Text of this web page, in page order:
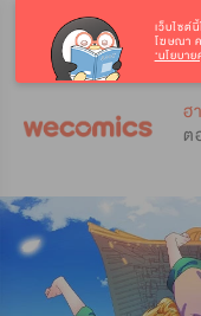
ฮ
ต
เว็บไซต์
โฆษณา
‘นโยบาย